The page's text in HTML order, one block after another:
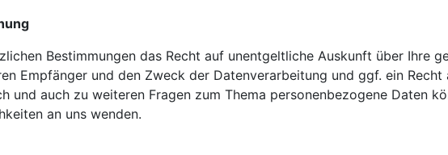
Bestimmungen das Recht auf unentgeltliche Auskunft über Ihre
Empfänger und den Zweck der Datenverarbeitung und ggf. ein Recht
und auch zu weiteren Fragen zum Thema personenbezogene Daten
an uns wenden.